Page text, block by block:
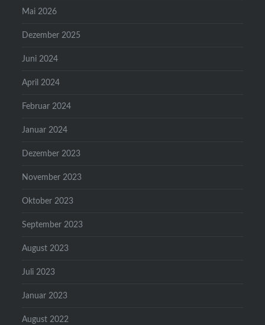
Mai 2026
Dezember 2025
Juni 2024
April 2024
Februar 2024
Januar 2024
Dezember 2023
November 2023
Oktober 2023
September 2023
August 2023
Juli 2023
Januar 2023
August 2022